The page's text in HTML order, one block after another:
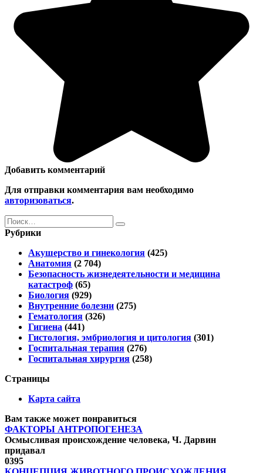
Добавить комментарий
Для отправки комментария вам необходимо
авторизоваться.
Search
for:
Рубрики
Акушерство и гинекология (425)
Анатомия (2 704)
Безопасность жизнедеятельности и медицина
катастроф (65)
Биология (929)
Внутренние болезни (275)
Гематология (326)
Гигиена (441)
Гистология, эмбриология и цитология (301)
Госпитальная терапия (276)
Госпитальная хирургия (258)
Страницы
Карта сайта
Вам также может понравиться
ФАКТОРЫ АНТРОПОГЕНЕЗА
Осмысливая происхождение человека, Ч. Дарвин
придавал
0395